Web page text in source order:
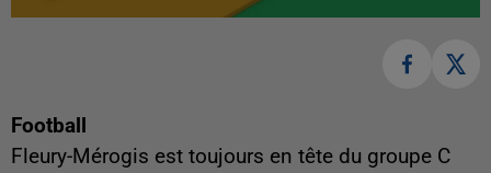
Football
Fleury-Mérogis est toujours en tête du groupe C